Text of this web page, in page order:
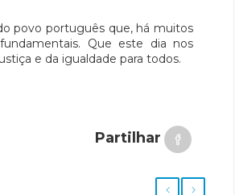
povo português que, há muitos
Que este dia nos
e da igualdade para todos.
Partilhar